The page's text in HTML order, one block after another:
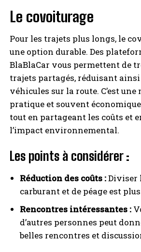
Le covoiturage
Pour les trajets plus longs, le
une option durable. Des
BlaBlaCar vous permettent de
trajets partagés, réduisant
véhicules sur la route. C’est une
pratique et souvent
tout en partageant les coûts et
l’impact environnemental.
Les points à considérer :
Réduction des coûts :Diviser
carburant et de péage est
Rencontres intéressantes :
d’autres personnes peut
belles rencontres et